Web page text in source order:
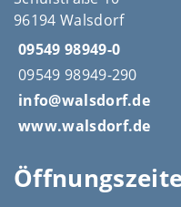
96194 Walsdorf
09549 98949-0
09549 98949-290
info@walsdorf.de
www.walsdorf.de